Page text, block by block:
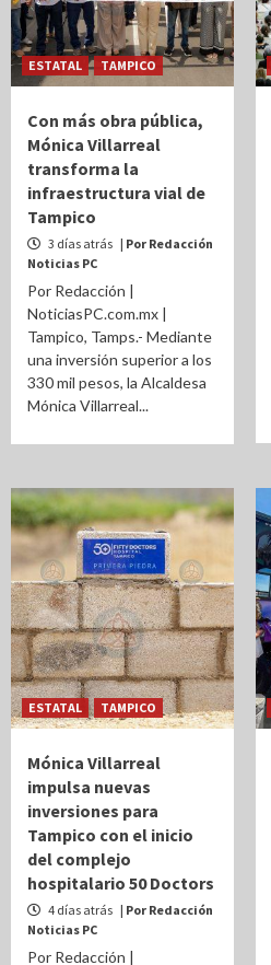
ESTATAL TAMPICO
Con más obra pública,
Mónica Villarreal
transforma la
infraestructura vial de
Tampico
3 días atrás | Por Redacción
Noticias PC
Por Redacción |
NoticiasPC.com.mx |
Tampico, Tamps.- Mediante
una inversión superior a los
330 mil pesos, la Alcaldesa
Mónica Villarreal...
ESTATAL TAMPICO
Mónica Villarreal
impulsa nuevas
inversiones para
Tampico con el inicio
del complejo
hospitalario 50 Doctors
4 días atrás | Por Redacción
Noticias PC
Por Redacción |